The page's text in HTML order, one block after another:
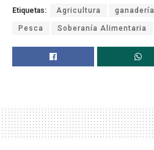
Etiquetas: Agricultura ganadería
Pesca Soberanía Alimentaria